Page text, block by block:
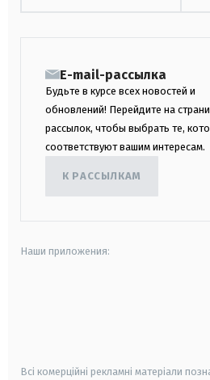
E-mail-рассылка
Будьте в курсе всех новостей и
обновлений! Перейдите на
рассылок, чтобы выбрать те,
соответствуют вашим интересам.
К РАССЫЛКАМ
Наши приложения:
Всі комерційні рекламні матеріали